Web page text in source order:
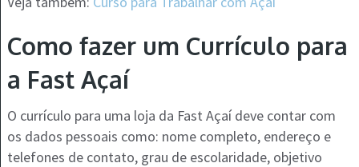
Como fazer um Currículo para
a Fast Açaí
O currículo para uma loja da Fast Açaí deve contar com
os dados pessoais como: nome completo, endereço e
telefones de contato, grau de escolaridade, objetivo